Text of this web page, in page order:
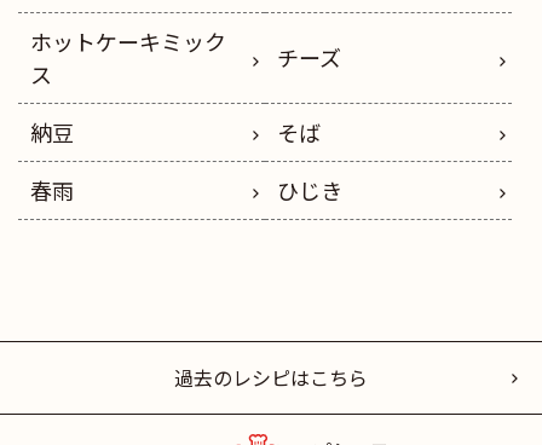
ホットケーキミック
ス
チーズ
納豆
そば
春雨
ひじき
過去のレシピはこちら